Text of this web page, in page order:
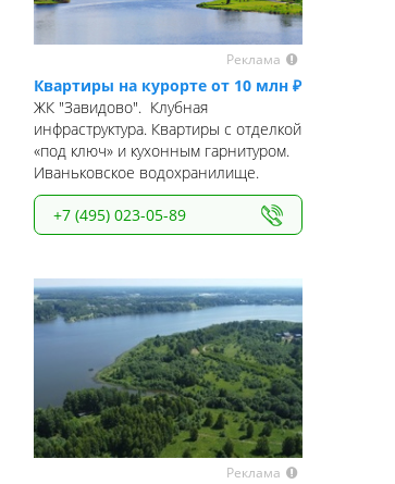
Реклама
Квартиры на курорте от 10 млн ₽
ЖК "Завидово". Клубная
инфраструктура. Квартиры с отделкой
«под ключ» и кухонным гарнитуром.
Иваньковское водохранилище.
+7 (495) 023-05-89
Реклама